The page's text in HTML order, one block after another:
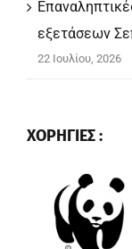
εξετάσεων
22 Ιουλίου, 2026
ΧΟΡΗΓΙΕΣ :